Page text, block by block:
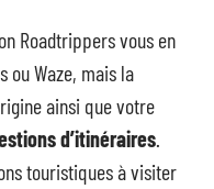
Roadtrippers vous en
ou Waze, mais la
ainsi que votre
d’itinéraires.
touristiques à visiter